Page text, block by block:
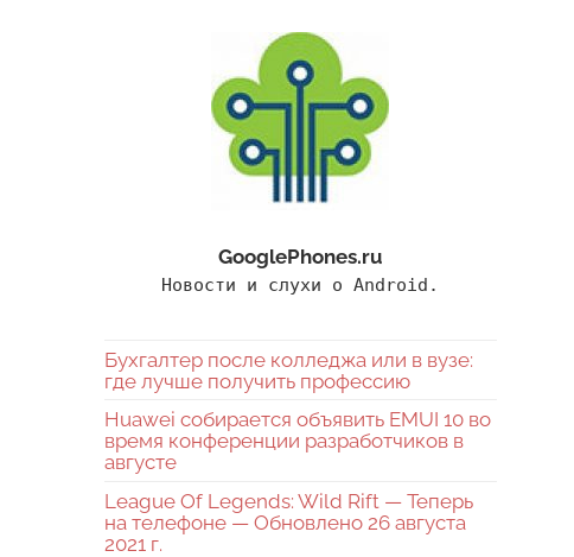
GooglePhones.ru
Новости и слухи о Android.
Бухгалтер после колледжа или в вузе:
где лучше получить профессию
Huawei собирается объявить EMUI 10 во
время конференции разработчиков в
августе
League Of Legends: Wild Rift — Теперь
на телефоне — Обновлено 26 августа
2021 г.